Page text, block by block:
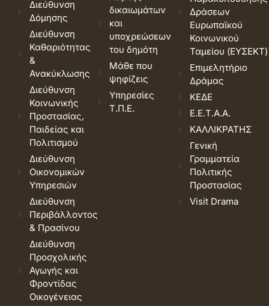
Διεύθυνση
Δόμησης
Διεύθυνση
Καθαριότητας
&
Ανακύκλωσης
Διεύθυνση
Κοινωνικής
Προστασίας,
Παιδείας και
Πολιτισμού
Διεύθυνση
Οικονομικών
Υπηρεσιών
Διεύθυνση
Περιβάλλοντος
& Πρασίνου
Διεύθυνση
Προσχολικής
Αγωγής και
Φροντίδας
Οικογένειας
δικαιωμάτων
και
υποχρεώσεων
του δημότη
Μάθε που
ψηφίζεις
Υπηρεσίες
Τ.Π.Ε.
Δράσεων
Ευρωπαϊκού
Κοινωνικού
Ταμείου (ΕΥΣΕΚΤ)
Επιμελητήριο
Δράμας
ΚΕΔΕ
Ε.Ε.Τ.Α.Α.
ΚΑΛΛΙΚΡΑΤΗΣ
Γενική
Γραμματεία
Πολιτικής
Προστασίας
Visit Drama